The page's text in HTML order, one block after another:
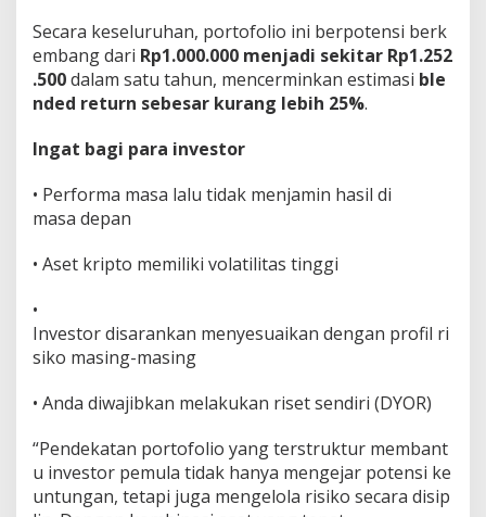
Secara keseluruhan, portofolio ini berpotensi berk
embang dari Rp1.000.000 menjadi sekitar Rp1.252
.500dalam satu tahun, mencerminkan estimasi ble
nded return sebesar kurang lebih 25%.
Ingat bagi para investor
• Performa masa lalu tidak menjamin hasil di
masa depan
• Aset kripto memiliki volatilitas tinggi
•
Investor disarankan menyesuaikan dengan profil ri
siko masing-masing
• Anda diwajibkan melakukan riset sendiri (DYOR)
“Pendekatan portofolio yang terstruktur membant
u investor pemula tidak hanya mengejar potensi ke
untungan, tetapi juga mengelola risiko secara disip